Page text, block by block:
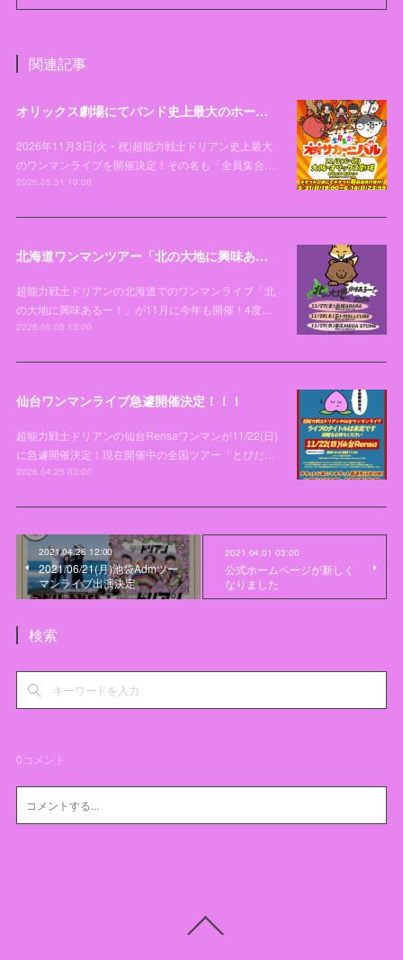
関連記事
オリックス劇場にてバンド史上最大のホールワンマンライブ「全員集合！オオサカーニバル」開催決定！
2026年11月3日(火・祝)超能力戦士ドリアン史上最大
のワンマンライブを開催決定！その名も「全員集合…
2026.05.31 10:00
北海道ワンマンツアー「北の大地に興味あるー！2026」開催決定！！！
超能力戦士ドリアンの北海道でのワンマンライブ「北
の大地に興味あるー！」が11月に今年も開催！4度…
2026.05.08 13:00
仙台ワンマンライブ急遽開催決定！！！
超能力戦士ドリアンの仙台Rensaワンマンが11/22(日)
に急遽開催決定！現在開催中の全国ツアー「とびだ…
2026.04.25 03:00
2021.04.28 12:00
2021/06/21(月)池袋Admツー
マンライブ出演決定
2021.04.01 03:00
公式ホームページが新しく
なりました
検索
0コメント